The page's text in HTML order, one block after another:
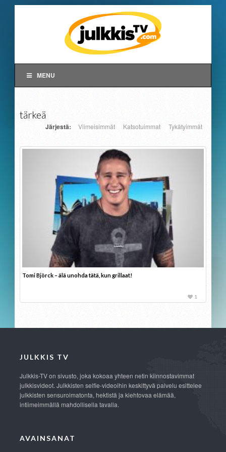
MENU
tärkeä
Järjestä: Viimeisimmät Katsotuimmat Tykätyimmät
Tomi Björck – älä unohda tätä, kun grillaat!
1
JULKKIS TV
Julkkis-TV on sivusto, joka kokoaa yhteen netin kiinnostavimmat
julkkisvideot. Julkkisten selfie-videoihin keskittyvä palvelu esittelee
julkkisten sensuroimatonta, hektistä ja kiehtovaa elämää,
intiimeimmällä mahdollisella tavalla.
AVAINSANAT